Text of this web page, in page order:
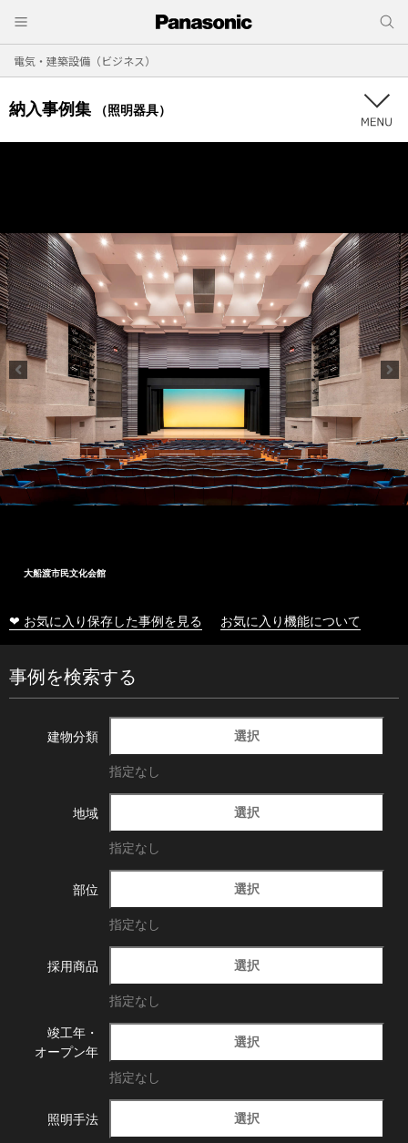
電気・建築設備（ビジネス）
納入事例集 （照明器具）
大船渡市民文化会館
❤ お気に入り保存した事例を見る お気に入り機能について
事例を検索する
建物分類 選択
指定なし
地域 選択
指定なし
部位 選択
指定なし
採用商品 選択
指定なし
竣工年・
オープン年
選択
指定なし
照明手法 選択